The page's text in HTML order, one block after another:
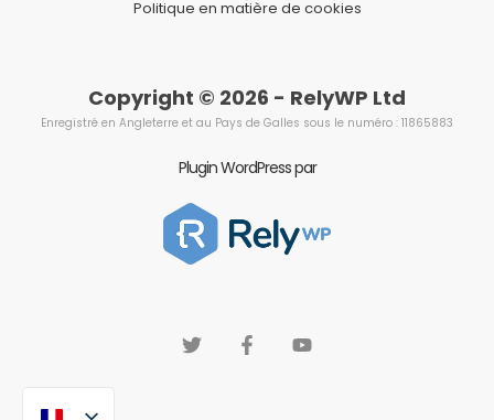
Politique en matière de cookies
Copyright © 2026 - RelyWP Ltd
Enregistré en Angleterre et au Pays de Galles sous le numéro : 11865883
Plugin WordPress par